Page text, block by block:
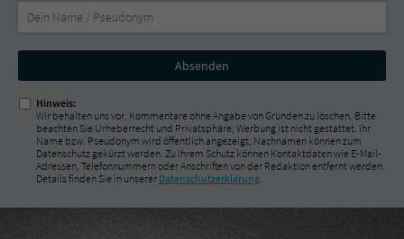
Nicht
ausfüllen!
Hinweis:
Wir behalten uns vor, Kommentare ohne Angabe von Gründen zu löschen. Bitte
beachten Sie Urheberrecht und Privatsphäre; Werbung ist nicht gestattet. Ihr
Name bzw. Pseudonym wird öffentlich angezeigt; Nachnamen können zum
Datenschutz gekürzt werden. Zu Ihrem Schutz können Kontaktdaten wie E-Mail-
Adressen, Telefonnummern oder Anschriften von der Redaktion entfernt werden.
Details finden Sie in unserer Datenschutzerklärung.